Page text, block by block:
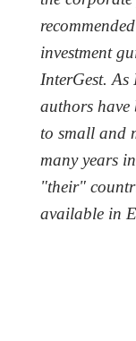
investment
InterGest. As
authors
to small and
many years
"their"
available in